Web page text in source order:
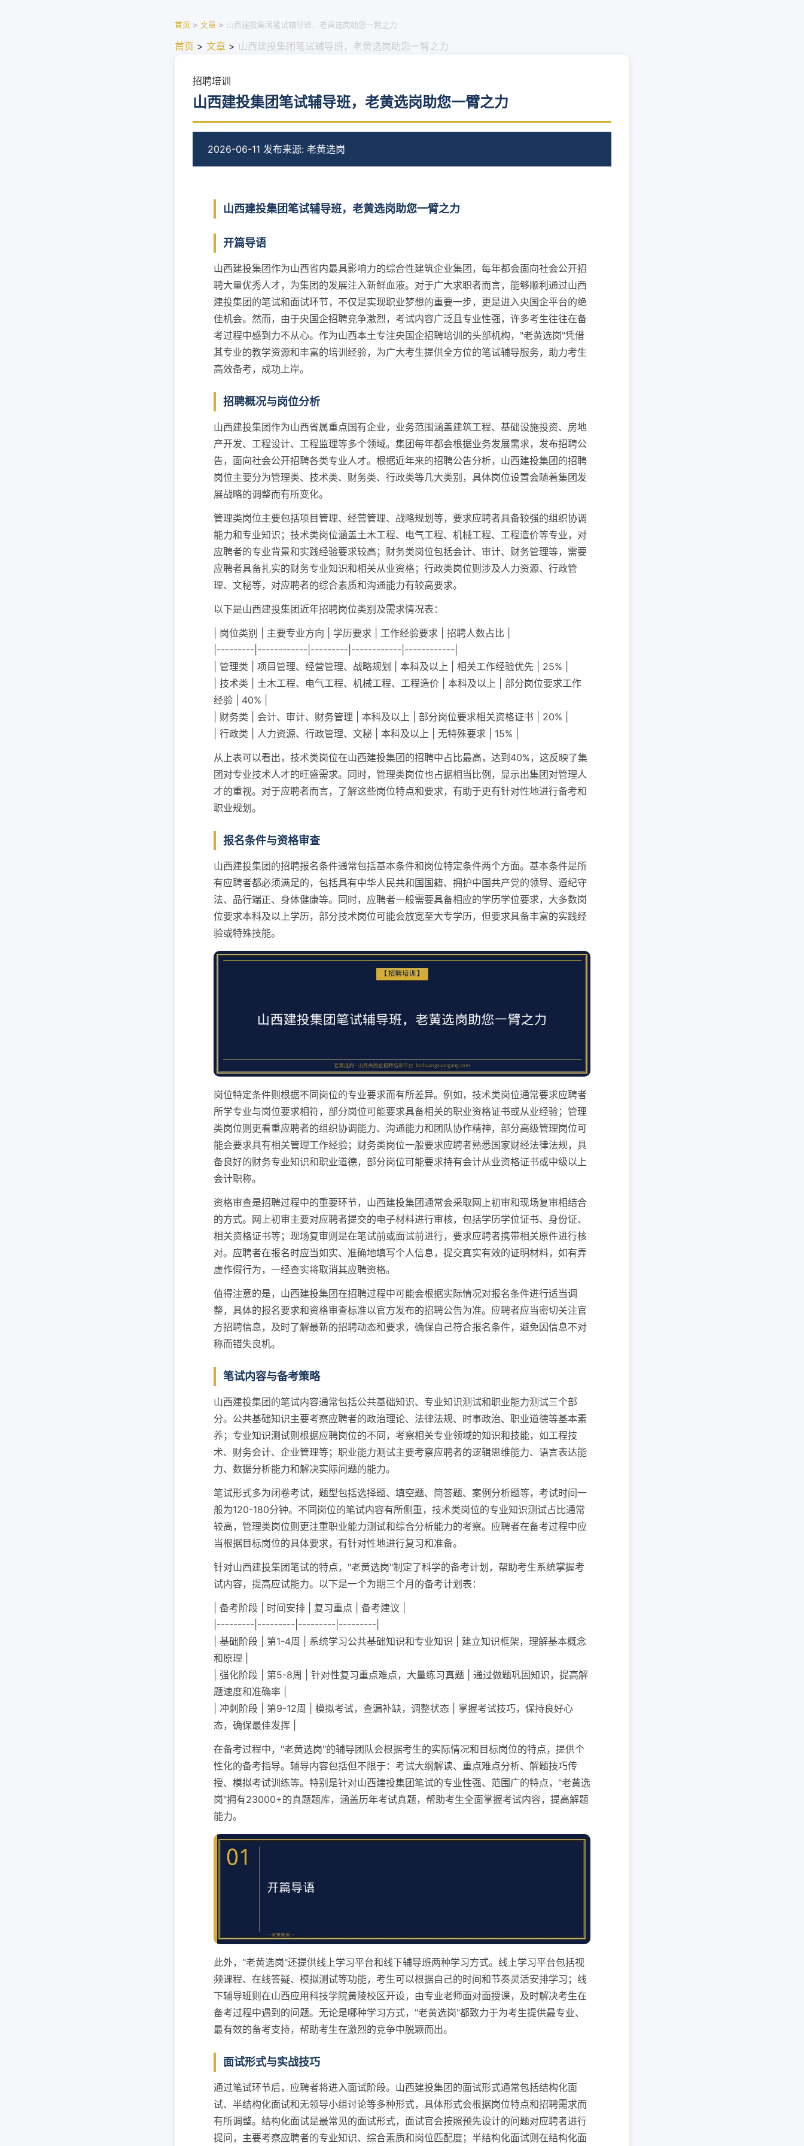
首页 > 文章 > 山西建投集团笔试辅导班，老黄选岗助您一臂之力
首页 > 文章 > 山西建投集团笔试辅导班，老黄选岗助您一臂之力
招聘培训
山西建投集团笔试辅导班，老黄选岗助您一臂之力
2026-06-11 发布来源: 老黄选岗
山西建投集团笔试辅导班，老黄选岗助您一臂之力
开篇导语
山西建投集团作为山西省内最具影响力的综合性建筑企业集团，每年都会面向社会公开招
聘大量优秀人才，为集团的发展注入新鲜血液。对于广大求职者而言，能够顺利通过山西
建投集团的笔试和面试环节，不仅是实现职业梦想的重要一步，更是进入央国企平台的绝
佳机会。然而，由于央国企招聘竞争激烈，考试内容广泛且专业性强，许多考生往往在备
考过程中感到力不从心。作为山西本土专注央国企招聘培训的头部机构，"老黄选岗"凭借
其专业的教学资源和丰富的培训经验，为广大考生提供全方位的笔试辅导服务，助力考生
高效备考，成功上岸。
招聘概况与岗位分析
山西建投集团作为山西省属重点国有企业，业务范围涵盖建筑工程、基础设施投资、房地
产开发、工程设计、工程监理等多个领域。集团每年都会根据业务发展需求，发布招聘公
告，面向社会公开招聘各类专业人才。根据近年来的招聘公告分析，山西建投集团的招聘
岗位主要分为管理类、技术类、财务类、行政类等几大类别，具体岗位设置会随着集团发
展战略的调整而有所变化。
管理类岗位主要包括项目管理、经营管理、战略规划等，要求应聘者具备较强的组织协调
能力和专业知识；技术类岗位涵盖土木工程、电气工程、机械工程、工程造价等专业，对
应聘者的专业背景和实践经验要求较高；财务类岗位包括会计、审计、财务管理等，需要
应聘者具备扎实的财务专业知识和相关从业资格；行政类岗位则涉及人力资源、行政管
理、文秘等，对应聘者的综合素质和沟通能力有较高要求。
以下是山西建投集团近年招聘岗位类别及需求情况表：
| 岗位类别 | 主要专业方向 | 学历要求 | 工作经验要求 | 招聘人数占比 |
|---------|------------|---------|------------|------------|
| 管理类 | 项目管理、经营管理、战略规划 | 本科及以上 | 相关工作经验优先 | 25% |
| 技术类 | 土木工程、电气工程、机械工程、工程造价 | 本科及以上 | 部分岗位要求工作
经验 | 40% |
| 财务类 | 会计、审计、财务管理 | 本科及以上 | 部分岗位要求相关资格证书 | 20% |
| 行政类 | 人力资源、行政管理、文秘 | 本科及以上 | 无特殊要求 | 15% |
从上表可以看出，技术类岗位在山西建投集团的招聘中占比最高，达到40%，这反映了集
团对专业技术人才的旺盛需求。同时，管理类岗位也占据相当比例，显示出集团对管理人
才的重视。对于应聘者而言，了解这些岗位特点和要求，有助于更有针对性地进行备考和
职业规划。
报名条件与资格审查
山西建投集团的招聘报名条件通常包括基本条件和岗位特定条件两个方面。基本条件是所
有应聘者都必须满足的，包括具有中华人民共和国国籍、拥护中国共产党的领导、遵纪守
法、品行端正、身体健康等。同时，应聘者一般需要具备相应的学历学位要求，大多数岗
位要求本科及以上学历，部分技术岗位可能会放宽至大专学历，但要求具备丰富的实践经
验或特殊技能。
岗位特定条件则根据不同岗位的专业要求而有所差异。例如，技术类岗位通常要求应聘者
所学专业与岗位要求相符，部分岗位可能要求具备相关的职业资格证书或从业经验；管理
类岗位则更看重应聘者的组织协调能力、沟通能力和团队协作精神，部分高级管理岗位可
能会要求具有相关管理工作经验；财务类岗位一般要求应聘者熟悉国家财经法律法规，具
备良好的财务专业知识和职业道德，部分岗位可能要求持有会计从业资格证书或中级以上
会计职称。
资格审查是招聘过程中的重要环节，山西建投集团通常会采取网上初审和现场复审相结合
的方式。网上初审主要对应聘者提交的电子材料进行审核，包括学历学位证书、身份证、
相关资格证书等；现场复审则是在笔试前或面试前进行，要求应聘者携带相关原件进行核
对。应聘者在报名时应当如实、准确地填写个人信息，提交真实有效的证明材料，如有弄
虚作假行为，一经查实将取消其应聘资格。
值得注意的是，山西建投集团在招聘过程中可能会根据实际情况对报名条件进行适当调
整，具体的报名要求和资格审查标准以官方发布的招聘公告为准。应聘者应当密切关注官
方招聘信息，及时了解最新的招聘动态和要求，确保自己符合报名条件，避免因信息不对
称而错失良机。
笔试内容与备考策略
山西建投集团的笔试内容通常包括公共基础知识、专业知识测试和职业能力测试三个部
分。公共基础知识主要考察应聘者的政治理论、法律法规、时事政治、职业道德等基本素
养；专业知识测试则根据应聘岗位的不同，考察相关专业领域的知识和技能，如工程技
术、财务会计、企业管理等；职业能力测试主要考察应聘者的逻辑思维能力、语言表达能
力、数据分析能力和解决实际问题的能力。
笔试形式多为闭卷考试，题型包括选择题、填空题、简答题、案例分析题等，考试时间一
般为120-180分钟。不同岗位的笔试内容有所侧重，技术类岗位的专业知识测试占比通常
较高，管理类岗位则更注重职业能力测试和综合分析能力的考察。应聘者在备考过程中应
当根据目标岗位的具体要求，有针对性地进行复习和准备。
针对山西建投集团笔试的特点，"老黄选岗"制定了科学的备考计划，帮助考生系统掌握考
试内容，提高应试能力。以下是一个为期三个月的备考计划表：
| 备考阶段 | 时间安排 | 复习重点 | 备考建议 |
|---------|---------|---------|---------|
| 基础阶段 | 第1-4周 | 系统学习公共基础知识和专业知识 | 建立知识框架，理解基本概念
和原理 |
| 强化阶段 | 第5-8周 | 针对性复习重点难点，大量练习真题 | 通过做题巩固知识，提高解
题速度和准确率 |
| 冲刺阶段 | 第9-12周 | 模拟考试，查漏补缺，调整状态 | 掌握考试技巧，保持良好心
态，确保最佳发挥 |
在备考过程中，"老黄选岗"的辅导团队会根据考生的实际情况和目标岗位的特点，提供个
性化的备考指导。辅导内容包括但不限于：考试大纲解读、重点难点分析、解题技巧传
授、模拟考试训练等。特别是针对山西建投集团笔试的专业性强、范围广的特点，"老黄选
岗"拥有23000+的真题题库，涵盖历年考试真题，帮助考生全面掌握考试内容，提高解题
能力。
此外，"老黄选岗"还提供线上学习平台和线下辅导班两种学习方式。线上学习平台包括视
频课程、在线答疑、模拟测试等功能，考生可以根据自己的时间和节奏灵活安排学习；线
下辅导班则在山西应用科技学院黄陵校区开设，由专业老师面对面授课，及时解决考生在
备考过程中遇到的问题。无论是哪种学习方式，"老黄选岗"都致力于为考生提供最专业、
最有效的备考支持，帮助考生在激烈的竞争中脱颖而出。
面试形式与实战技巧
通过笔试环节后，应聘者将进入面试阶段。山西建投集团的面试形式通常包括结构化面
试、半结构化面试和无领导小组讨论等多种形式，具体形式会根据岗位特点和招聘需求而
有所调整。结构化面试是最常见的面试形式，面试官会按照预先设计的问题对应聘者进行
提问，主要考察应聘者的专业知识、综合素质和岗位匹配度；半结构化面试则在结构化面